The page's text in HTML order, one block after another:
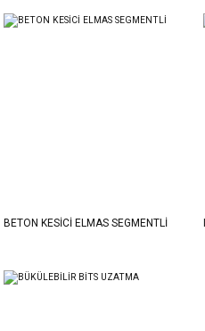
BETON KESİCİ ELMAS SEGMENTLİ